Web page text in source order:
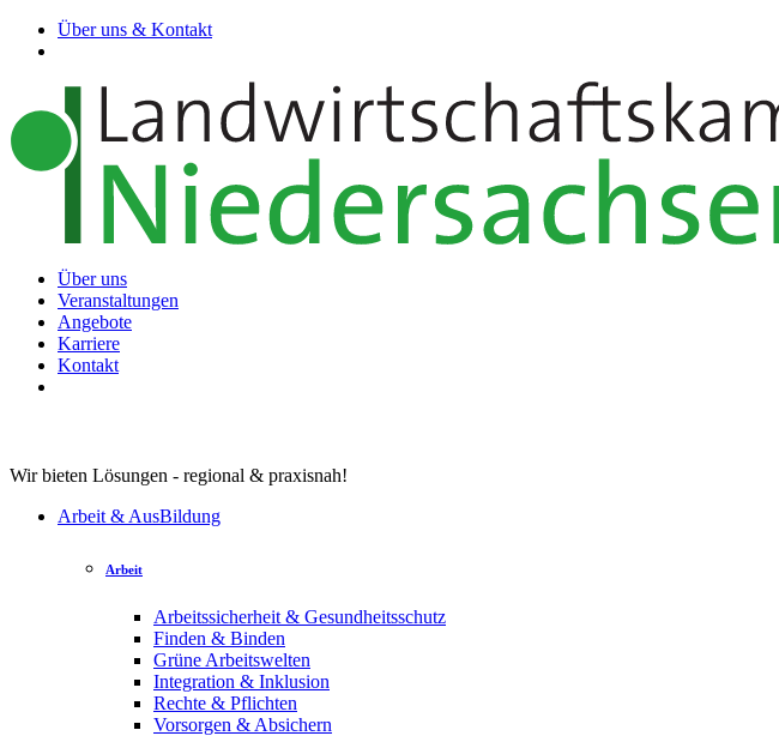
Über uns & Kontakt
Über uns
Veranstaltungen
Angebote
Karriere
Kontakt
Wir bieten Lösungen - regional & praxisnah!
Arbeit & AusBildung
Arbeit
Arbeitssicherheit & Gesundheitsschutz
Finden & Binden
Grüne Arbeitswelten
Integration & Inklusion
Rechte & Pflichten
Vorsorgen & Absichern